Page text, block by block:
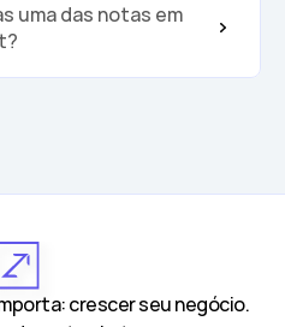
uma das notas em
crescer seu negócio.